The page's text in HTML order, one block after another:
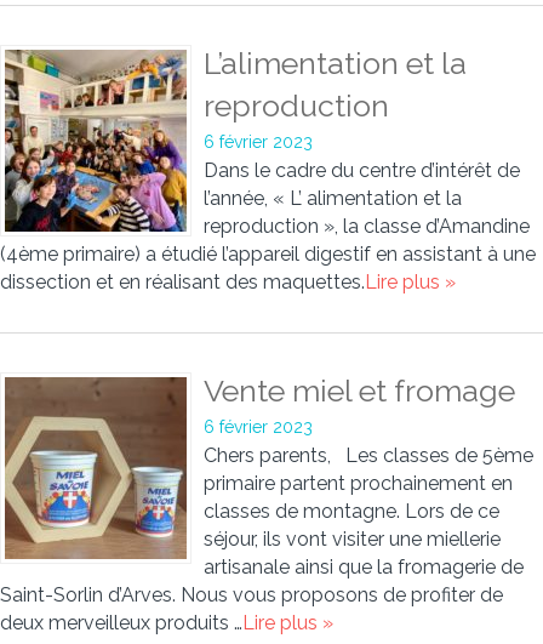
L’alimentation et la
reproduction
6 février 2023
Dans le cadre du centre d’intérêt de
l’année, « L’ alimentation et la
reproduction », la classe d’Amandine
(4ème primaire) a étudié l’appareil digestif en assistant à une
dissection et en réalisant des maquettes.Lire plus »
Vente miel et fromage
6 février 2023
Chers parents, Les classes de 5ème
primaire partent prochainement en
classes de montagne. Lors de ce
séjour, ils vont visiter une miellerie
artisanale ainsi que la fromagerie de
Saint-Sorlin d’Arves. Nous vous proposons de profiter de
deux merveilleux produits …Lire plus »